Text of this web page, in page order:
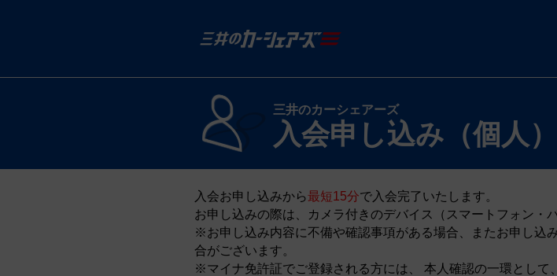
三井のカーシェアーズ
入会申し込み（個人）
入会お申し込みから最短15分で入会完了いたします。
お申し込みの際は、カメラ付きのデバイス（スマートフォン・
※お申し込み内容に不備や確認事項がある場合、またお申し込
合がございます。
※マイナ免許証でご登録される方には、 本人確認の一環とし